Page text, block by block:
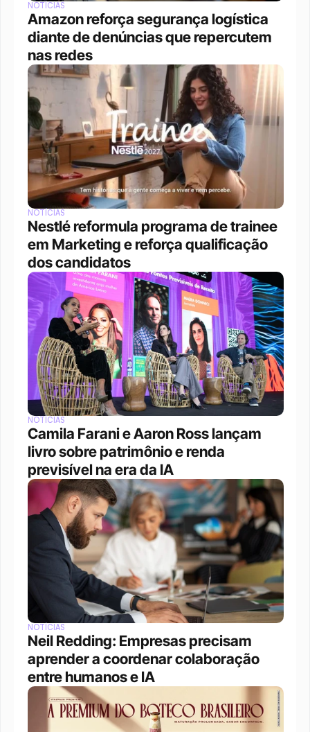
NOTÍCIAS
Amazon reforça segurança logística
diante de denúncias que repercutem
nas redes
NOTÍCIAS
Nestlé reformula programa de trainee
em Marketing e reforça qualificação
dos candidatos
NOTÍCIAS
Camila Farani e Aaron Ross lançam
livro sobre patrimônio e renda
previsível na era da IA
NOTÍCIAS
Neil Redding: Empresas precisam
aprender a coordenar colaboração
entre humanos e IA